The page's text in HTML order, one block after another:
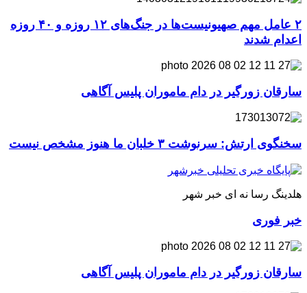
۲ عامل مهم صهیونیست‌ها در جنگ‌های ۱۲ روزه و ۴۰ روزه
اعدام شدند
سارقان زورگیر در دام ماموران پلیس آگاهی
سخنگوی ارتش: سرنوشت ۳ خلبان ما هنوز مشخص نیست
هلدینگ رسا نه ای خبر شهر
خبر فوری
سارقان زورگیر در دام ماموران پلیس آگاهی